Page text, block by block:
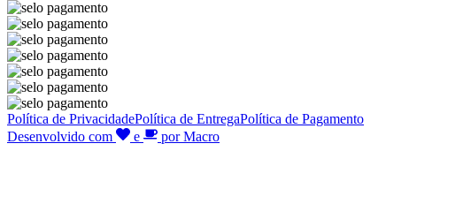
Política de PrivacidadePolítica de EntregaPolítica de Pagamento
Desenvolvido com
e por Macro